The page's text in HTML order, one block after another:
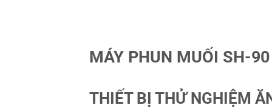
MÁY PHUN MUỐI SH-90
THIẾT BỊ THỬ NGHIỆM